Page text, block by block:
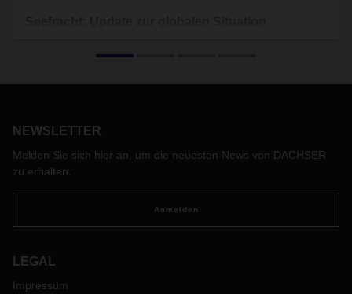
Unternehmen zu minimieren.
NEWSLETTER
Melden Sie sich hier an, um die neuesten News von DACHSER
zu erhalten.
Anmelden
LEGAL
Impressum